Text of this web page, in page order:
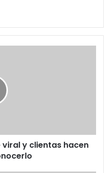
y clientas hacen